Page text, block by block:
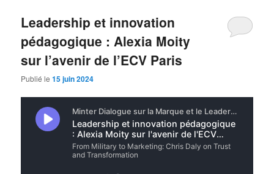
Leadership et innovation
pédagogique : Alexia Moity
sur l’avenir de l’ECV Paris
Publié le15 juin 2024